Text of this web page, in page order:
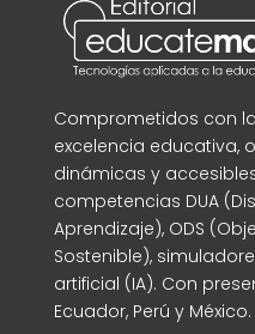
Comprometidos con
excelencia educativa,
dinámicas y
competencias DUA
Aprendizaje), ODS
Sostenible),
artificial (IA). Con
Ecuador, Perú y México.